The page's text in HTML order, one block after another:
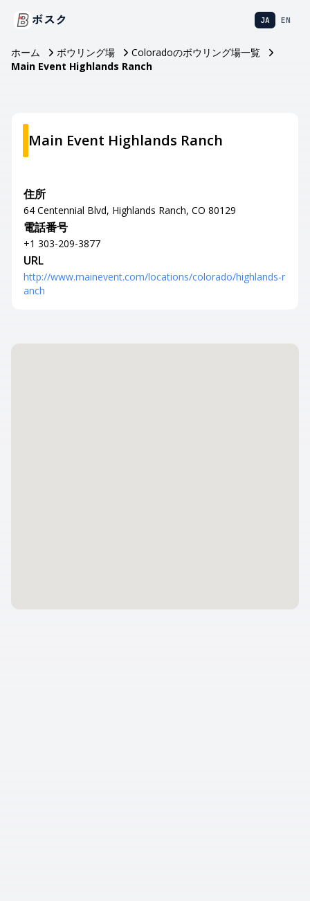
ボスク JA EN
ホーム ボウリング場
Coloradoのボウリング場一覧
Main Event Highlands Ranch
Main Event Highlands Ranch
住所
64 Centennial Blvd, Highlands Ranch, CO 80129
電話番号
+1 303-209-3877
URL
http://www.mainevent.com/locations/colorado/highlands-r
anch